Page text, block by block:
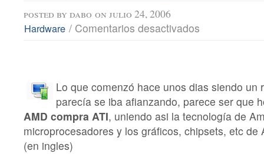
posted by dabo on julio 24, 2006
Hardware / Comentarios desactivados
fuerzas
Lo que comenzó hace unos dias siendo un
parecía se iba afianzando, parece ser que
AMD compra ATI, uniendo asi la tecnología de
microprocesadores y los gráficos, chipsets, etc de
(en ingles)